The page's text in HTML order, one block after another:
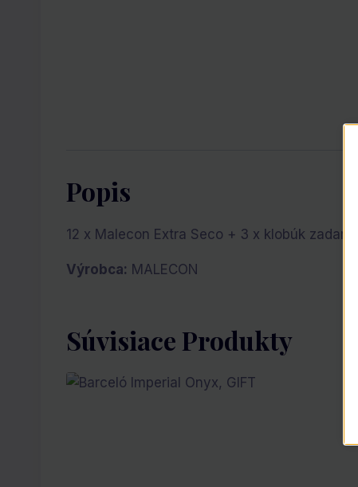
Popis
12 x Malecon Extra Seco + 3 x klobúk zadarmo
Výrobca: MALECON
Súvisiace Produkty